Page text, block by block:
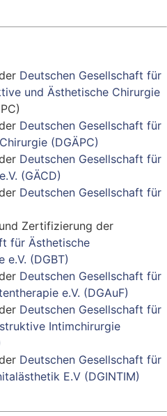
Deutschen Gesellschaft für
und Ästhetische Chirurgie
Deutschen Gesellschaft für
(DGÄPC)
Deutschen Gesellschaft für
(GÄCD)
Deutschen Gesellschaft für
Zertifizierung der
für Ästhetische
e.V. (DGBT)
Deutschen Gesellschaft für
e.V. (DGAuF)
Deutschen Gesellschaft für
Intimchirurgie
Deutschen Gesellschaft für
E.V (DGINTIM)